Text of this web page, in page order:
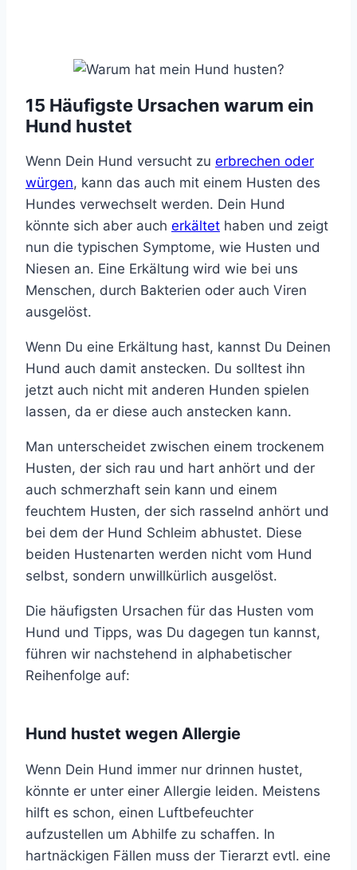
15 Häufigste Ursachen warum ein
Hund hustet
Wenn Dein Hund versucht zu erbrechen oder
würgen, kann das auch mit einem Husten des
Hundes verwechselt werden. Dein Hund
könnte sich aber auch erkältet haben und zeigt
nun die typischen Symptome, wie Husten und
Niesen an. Eine Erkältung wird wie bei uns
Menschen, durch Bakterien oder auch Viren
ausgelöst.
Wenn Du eine Erkältung hast, kannst Du Deinen
Hund auch damit anstecken. Du solltest ihn
jetzt auch nicht mit anderen Hunden spielen
lassen, da er diese auch anstecken kann.
Man unterscheidet zwischen einem trockenem
Husten, der sich rau und hart anhört und der
auch schmerzhaft sein kann und einem
feuchtem Husten, der sich rasselnd anhört und
bei dem der Hund Schleim abhustet. Diese
beiden Hustenarten werden nicht vom Hund
selbst, sondern unwillkürlich ausgelöst.
Die häufigsten Ursachen für das Husten vom
Hund und Tipps, was Du dagegen tun kannst,
führen wir nachstehend in alphabetischer
Reihenfolge auf:
Hund hustet wegen Allergie
Wenn Dein Hund immer nur drinnen hustet,
könnte er unter einer Allergie leiden. Meistens
hilft es schon, einen Luftbefeuchter
aufzustellen um Abhilfe zu schaffen. In
hartnäckigen Fällen muss der Tierarzt evtl. eine